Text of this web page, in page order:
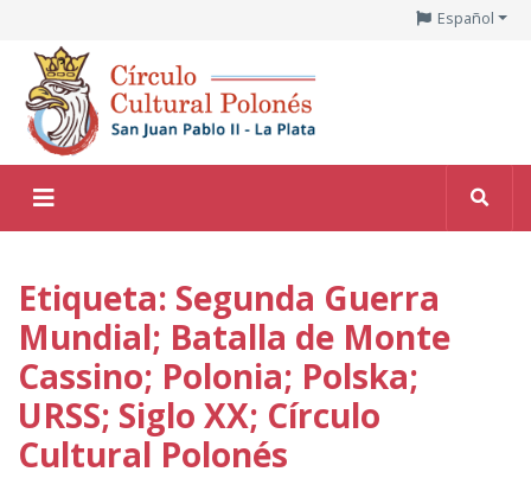
Español
Etiqueta: Segunda Guerra
Mundial; Batalla de Monte
Cassino; Polonia; Polska;
URSS; Siglo XX; Círculo
Cultural Polonés